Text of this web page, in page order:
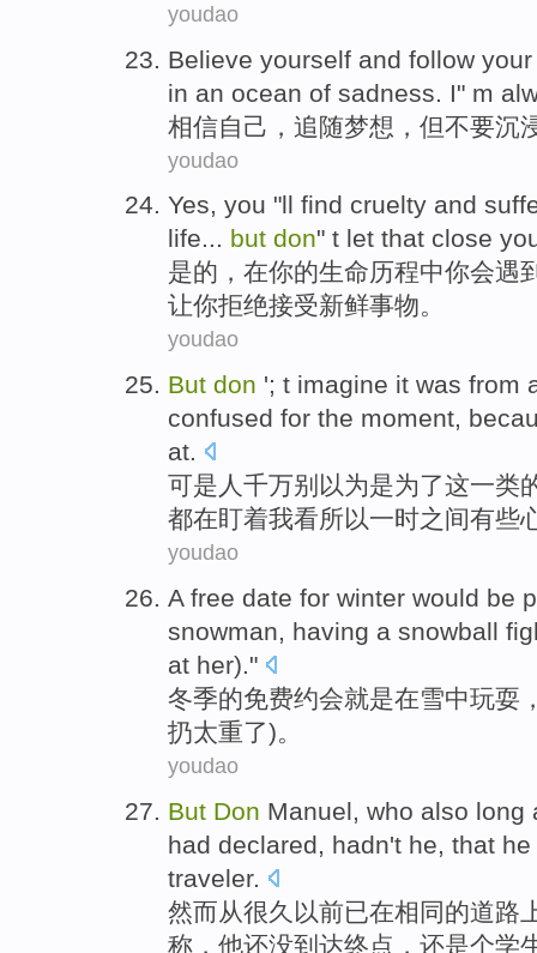
youdao
Believe yourself and follow
in an ocean of sadness I" m
相信自己 ， 追随梦想 ， 但不要沉
youdao
Yes, you "ll find cruelty and
life... but don" t let that close
是的 ， 在你的生命历程中你会遇
让你拒绝接受新鲜事物。
youdao
But don '; t imagine it was from
confused for the moment,
at.
可是 人千万别 以为是为了这一类
都在盯着我看所以一时之间有些
youdao
A free date for winter would be
snowman, having a snowball
at her)."
冬季的免费约会就是在雪中玩耍
扔太重了)。
youdao
But Don Manuel, who also long
had declared, hadn't he, that
traveler.
然而从很久 以前已在相同的道路
称 ，他还没到达终点， 还是个学